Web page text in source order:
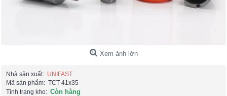
Xem ảnh lớn
Nhà sản xuất: UNIFAST
Mã sản phẩm: TCT 41x35
Tình trạng kho: Còn hàng